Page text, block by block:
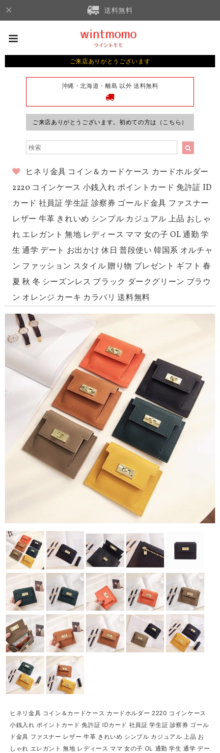
送料無料
ご来店ありがとうございます
沖縄・北海道・離島 以外 送料無料
ご来店ありがとうございます。初めての方は（こちら）
ヒネリ金具 コイン＆カードケース カードホルダー
2220 コインケース 小銭入れ ポイントカード 免許証 ID
カード 社員証 学生証 診察券 ゴールド金具 ファスナー
レザー 牛革 きれいめ シンプル カジュアル 上品 おしゃ
れ エレガント 無地 レディース ママ 女の子 OL 通勤 学
生 通学 デート お出かけ 休日 普段使い 韓国系 オルチャ
ン ファッション スタイル 贈り物 プレゼント ギフト 春
夏 秋 冬 シーズンレス ブラック ダークグリーン ブラウ
ン オレンジ カーキ カラバリ 送料無料
ヒネリ金具 コイン＆カードケース カードホルダー 2220 コインケース
小銭入れ ポイントカード 免許証 IDカード 社員証 学生証 診察券 ゴール
ド金具 ファスナー レザー 牛革 きれいめ シンプル カジュアル 上品 お
しゃれ エレガント 無地 レディース ママ 女の子 OL 通勤 学生 通学 デー